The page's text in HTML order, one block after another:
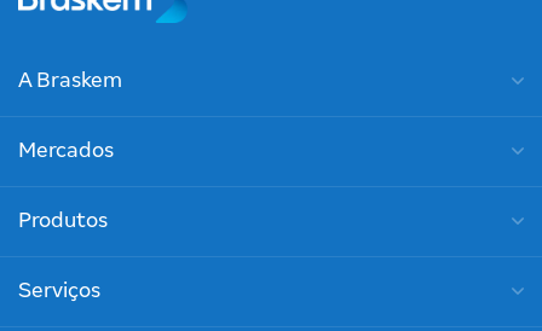
A Braskem
Mercados
Produtos
Serviços